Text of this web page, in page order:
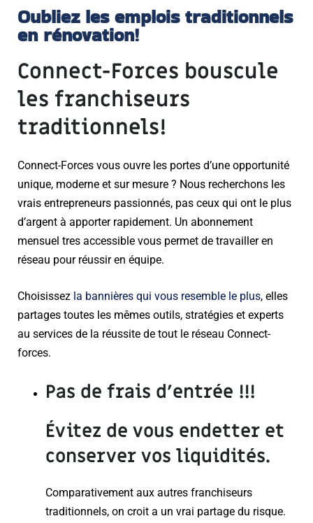
Oubliez les emplois traditionnels
en rénovation!
Connect-Forces bouscule
les franchiseurs
traditionnels!
Connect-Forces vous ouvre les portes d’une opportunité
unique, moderne et sur mesure ? Nous recherchons les
vrais entrepreneurs passionnés, pas ceux qui ont le plus
d’argent à apporter rapidement. Un abonnement
mensuel tres accessible vous permet de travailler en
réseau pour réussir en équipe.
Choisissez la bannières qui vous resemble le plus, elles
partages toutes les mêmes outils, stratégies et experts
au services de la réussite de tout le réseau Connect-
forces.
Pas de frais d’entrée !!!
Évitez de vous endetter et
conserver vos liquidités.
Comparativement aux autres franchiseurs
traditionnels, on croit a un vrai partage du risque.